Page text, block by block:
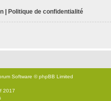
| Politique de confidentialité
Software © phpBB Limited
2017